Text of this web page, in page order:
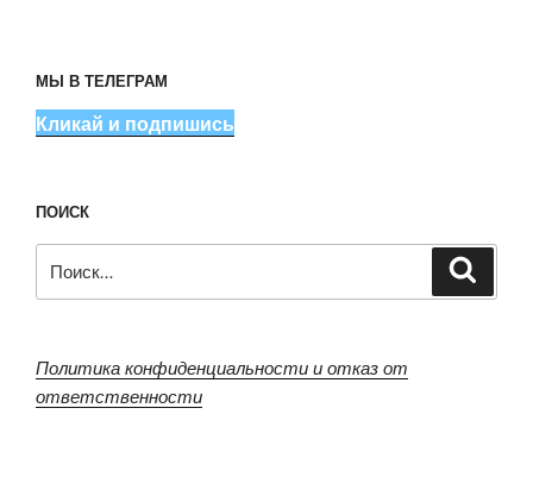
МЫ В ТЕЛЕГРАМ
Кликай и подпишись
ПОИСК
Политика конфиденциальности и отказ от
ответственности